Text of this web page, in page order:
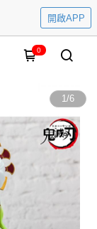
開啟APP
0
1/6